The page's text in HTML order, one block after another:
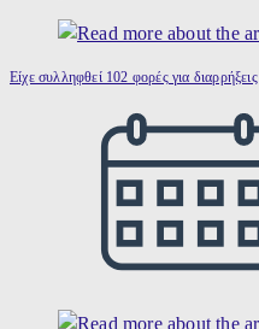
Είχε συλληφθεί 102 φορές για διαρρήξεις